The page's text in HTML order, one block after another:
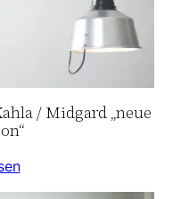
/ Midgard „neue